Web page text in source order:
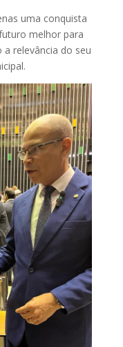
uma conquista
melhor para
a relevância do seu